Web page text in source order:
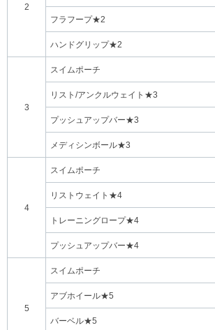
2
フラフープ★2
ハンドグリップ★2
3
スイムポーチ
リスト/アンクルウェイト★3
プッシュアップバー★3
メディシンボール★3
4
スイムポーチ
リストウェイト★4
トレーニングロープ★4
プッシュアップバー★4
5
スイムポーチ
アブホイール★5
バーベル★5